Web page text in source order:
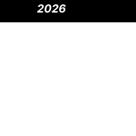
2026